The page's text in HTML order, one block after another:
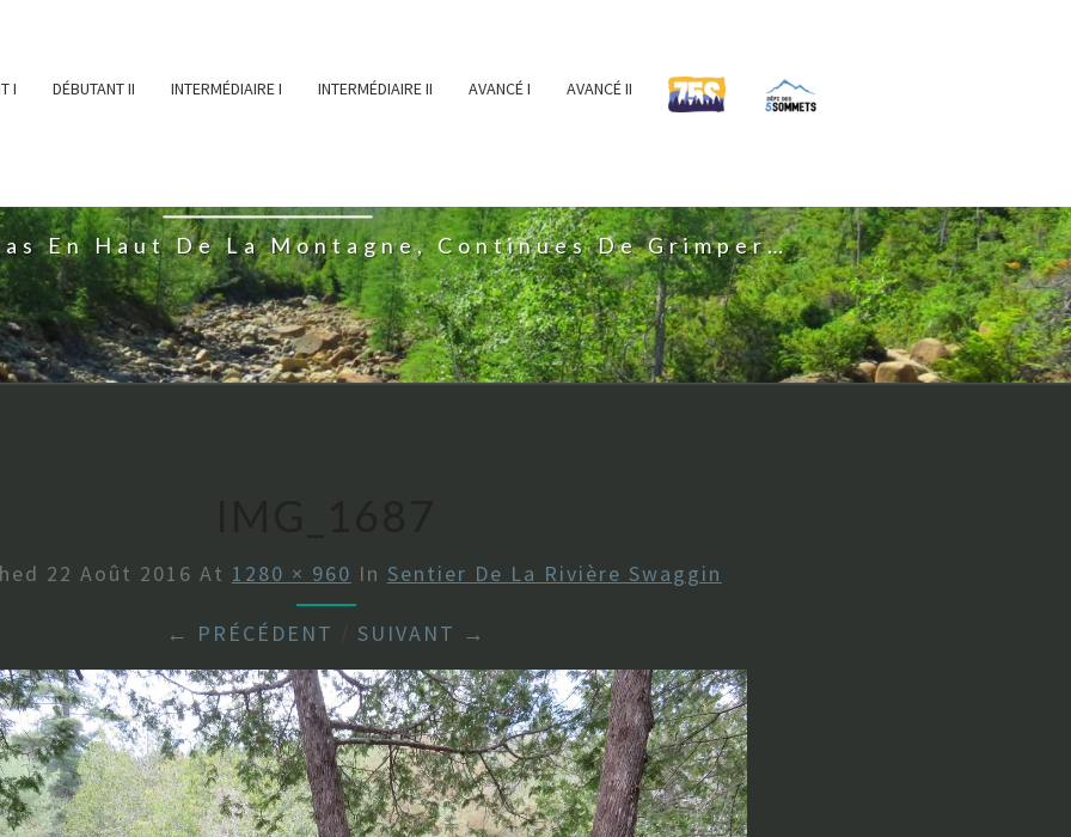
I DÉBUTANT II INTERMÉDIAIRE I INTERMÉDIAIRE II AVANCÉ I AVANCÉ II
En Haut De La Montagne, Continues De Grimper…
22 Août 2016 At 1280 × 960 In Sentier De La Rivière Swaggin
← PRÉCÉDENT SUIVANT →